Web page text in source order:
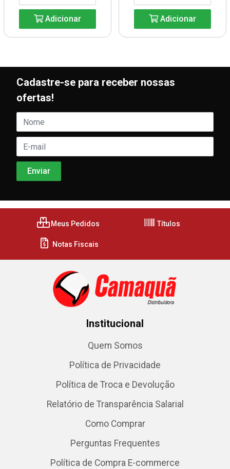
Adicionar Adicionar
Cadastre-se para receber nossas
ofertas!
Meus Pedidos Títulos
Notas Fiscais
Institucional
Quem Somos
Política de Privacidade
Política de Troca e Devolução
Relatório de Transparência Salarial
Como Comprar
Perguntas Frequentes
Política de Compra E-commerce